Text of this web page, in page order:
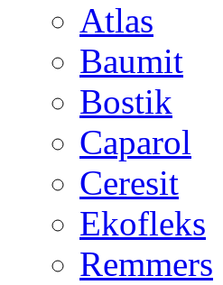
Atlas
Baumit
Bostik
Caparol
Ceresit
Ekofleks
Remmers